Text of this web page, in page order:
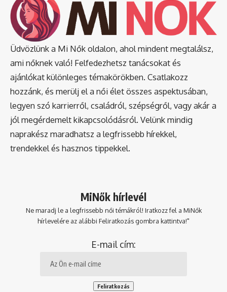
Üdvözlünk a Mi Nők oldalon, ahol mindent megtalálsz,
ami nőknek való! Felfedezhetsz tanácsokat és
ajánlókat különleges témakörökben. Csatlakozz
hozzánk, és merülj el a női élet összes aspektusában,
legyen szó karrierről, családról, szépségről, vagy akár a
jól megérdemelt kikapcsolódásról. Velünk mindig
naprakész maradhatsz a legfrissebb hírekkel,
trendekkel és hasznos tippekkel.
MiNők hírlevél
Ne maradj le a legfrissebb női témákról! Iratkozz fel a MiNők
hírlevelére az alábbi Feliratkozás gombra kattintva!"
E-mail cím: